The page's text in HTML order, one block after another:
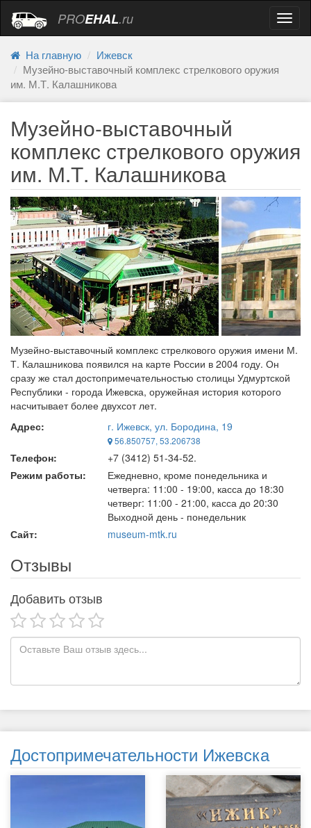
PROEHAL.ru
На главную
Ижевск
Музейно-выставочный комплекс стрелкового оружия
им. М.Т. Калашникова
Музейно-выставочный
комплекс стрелкового оружия
им. М.Т. Калашникова
Музейно-выставочный комплекс стрелкового оружия имени М.
Т. Калашникова появился на карте России в 2004 году. Он
сразу же стал достопримечательностью столицы Удмуртской
Республики - города Ижевска, оружейная история которого
насчитывает более двухсот лет.
Адрес:
г. Ижевск, ул. Бородина, 19
56.850757, 53.206738
Телефон:
+7 (3412) 51-34-52.
Режим работы:
Ежедневно, кроме понедельника и
четверга: 11:00 - 19:00, касса до 18:30
четверг: 11:00 - 21:00, касса до 20:30
Выходной день - понедельник
Сайт:
museum-mtk.ru
Отзывы
Добавить отзыв
Достопримечательности Ижевска